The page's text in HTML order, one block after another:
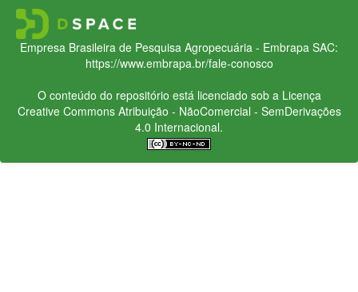
Empresa Brasileira de Pesquisa Agropecuária - Embrapa SAC:
https://www.embrapa.br/fale-conosco
O conteúdo do repositório está licenciado sob a Licença
Creative CommonsAtribuição - NãoComercial - SemDerivações
4.0 Internacional.